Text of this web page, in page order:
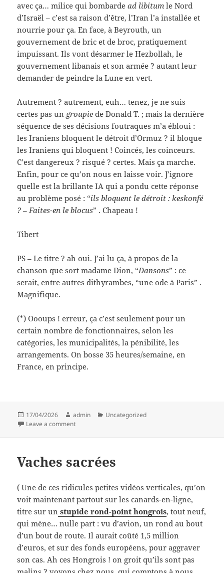
avec ça… milice qui bombardead libitum le Nord
d’Israël – c’est sa raison d’être, l’Iran l’a installée et
nourrie pour ça. En face, à Beyrouth, un
gouvernement de bric et de broc, pratiquement
impuissant. Ils vont désarmer le Hezbollah, le
gouvernement libanais et son armée ? autant leur
demander de peindre la Lune en vert.
Autrement ? autrement, euh… tenez, je ne suis
certes pas un groupiede Donald T. ; mais la dernière
séquence de ses décisions foutraques m’a ébloui :
les Iraniens bloquent le détroit d’Ormuz ? il bloque
les Iraniens qui bloquent ! Coincés, les coinceurs.
C’est dangereux ? risqué ? certes. Mais ça marche.
Enfin, pour ce qu’on nous en laisse voir. J’ignore
quelle est la brillante IA qui a pondu cette réponse
au problème posé : “ils bloquent le détroit : keskonfé
? – Faites-en le blocus” . Chapeau !
Tibert
PS – Le titre ? ah oui. J’ai lu ça, à propos de la
chanson que sort madame Dion, “Dansons” : ce
serait, entre autres dithyrambes, “une ode à Paris” .
Magnifique.
(*) Oooups ! erreur, ça c’est seulement pour un
certain nombre de fonctionnaires, selon les
catégories, les municipalités, la pénibilité, les
arrangements. On bosse 35 heures/semaine, en
France, en principe.
Posted
on
17/04/2026 Author
admin Categories
Uncategorized
Leave a commenton Ach, Pariss !
Vaches sacrées
( Une de ces ridicules petites vidéos verticales, qu’on
voit maintenant partout sur les canards-en-ligne,
titre sur un stupide rond-point hongrois, tout neuf,
qui mène… nulle part : vu d’avion, un rond au bout
d’un bout de route. Il aurait coûté 1,5 million
d’euros, et sur des fonds européens, pour aggraver
son cas. Ah ces Hongrois ! on groit qu’ils sont pas